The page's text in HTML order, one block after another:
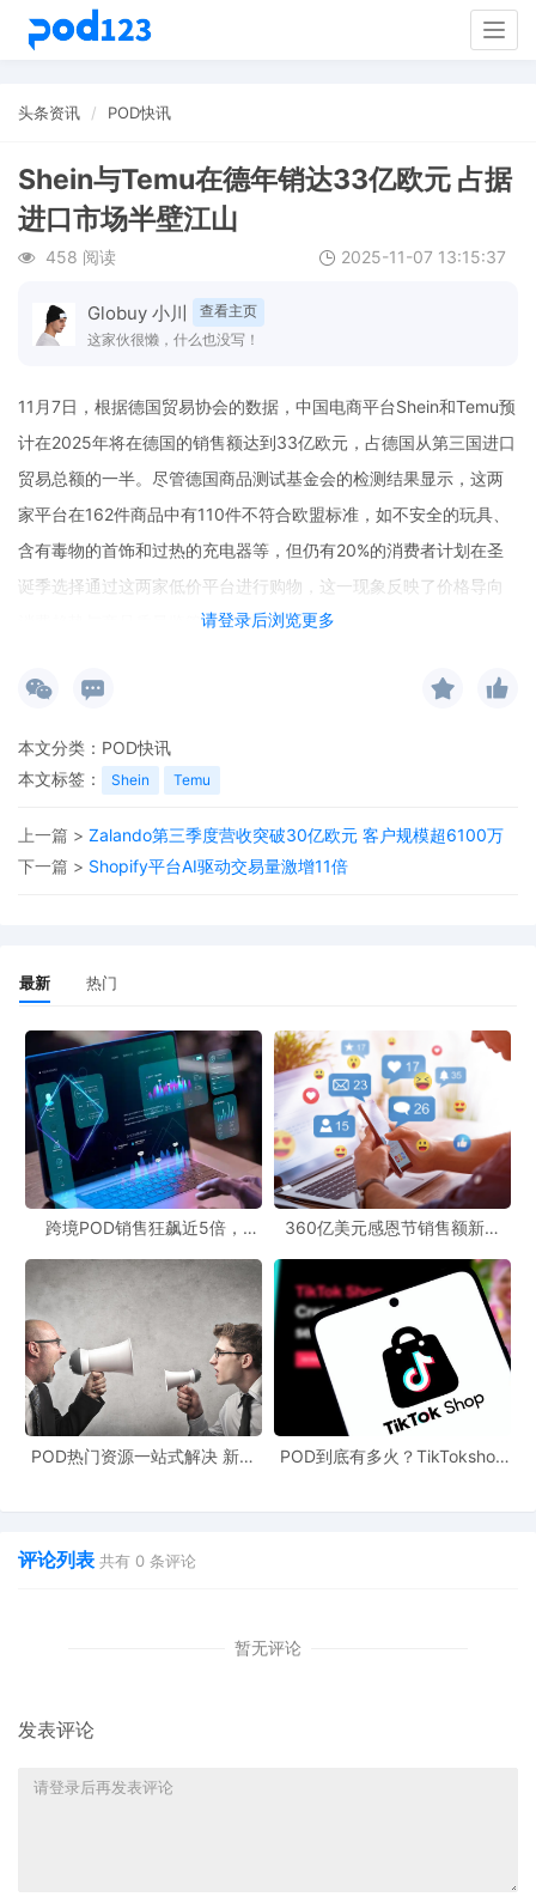
头条资讯 POD快讯
Shein与Temu在德年销达33亿欧元 占据
进口市场半壁江山
458 阅读 2025-11-07 13:15:37
Globuy 小川
查看主页
这家伙很懒，什么也没写！
请登录后浏览更多
11月7日，根据德国贸易协会的数据，中国电商平台Shein和Temu预
计在2025年将在德国的销售额达到33亿欧元，占德国从第三国进口
贸易总额的一半。尽管德国商品测试基金会的检测结果显示，这两
家平台在162件商品中有110件不符合欧盟标准，如不安全的玩具、
含有毒物的首饰和过热的充电器等，但仍有20%的消费者计划在圣
诞季选择通过这两家低价平台进行购物，这一现象反映了价格导向
消费趋势与商品质量监管之间的现实矛盾。
本文分类： POD快讯
本文标签：
Shein Temu
上一篇 > Zalando第三季度营收突破30亿欧元 客户规模超6100万
下一篇 > Shopify平台AI驱动交易量激增11倍
最新 热门
跨境POD销售狂飙近5倍，
360亿美元感恩节销售额新纪
新风潮！
POD热门资源一站式解决 新手
POD到底有多火？TikTokshop
评论列表 共有 0 条评论
暂无评论
发表评论